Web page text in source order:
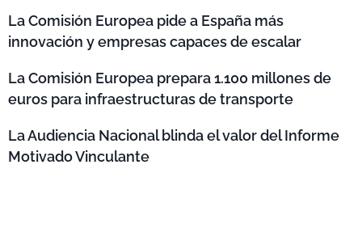
La Comisión Europea pide a España más
innovación y empresas capaces de escalar
La Comisión Europea prepara 1.100 millones de
euros para infraestructuras de transporte
La Audiencia Nacional blinda el valor del Informe
Motivado Vinculante